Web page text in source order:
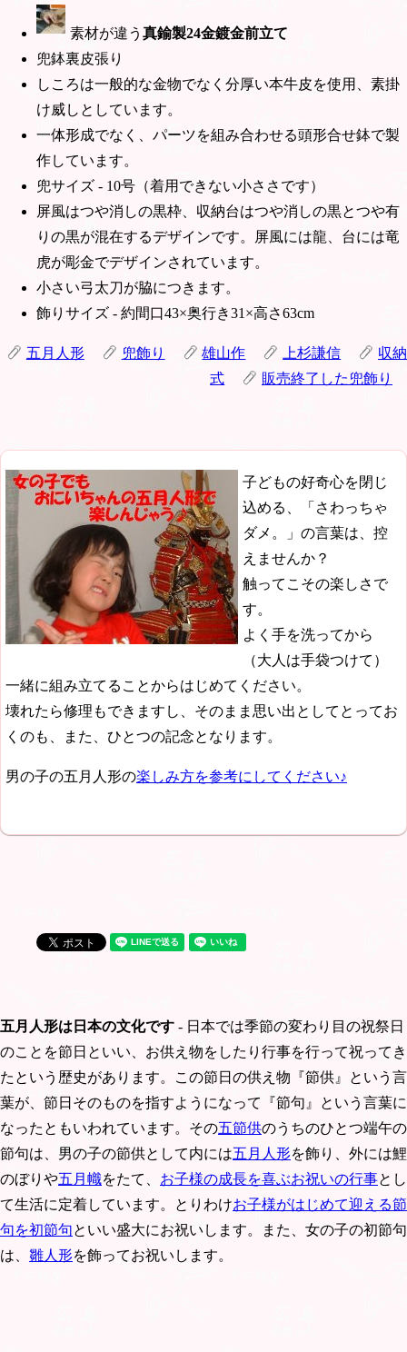
素材が違う 真鍮製24金鍍金前立て
兜鉢裏皮張り
しころは一般的な金物でなく分厚い本牛皮を使用、素掛
け威しとしています。
一体形成でなく、パーツを組み合わせる頭形合せ鉢で製
作しています。
兜サイズ - 10号（着用できない小ささです）
屏風はつや消しの黒枠、収納台はつや消しの黒とつや有
りの黒が混在するデザインです。屏風には龍、台には竜
虎が彫金でデザインされています。
小さい弓太刀が脇につきます。
飾りサイズ - 約間口43×奥行き31×高さ63cm
五月人形 兜飾り 雄山作 上杉謙信
収納
式
販売終了した兜飾り
子どもの好奇心を閉じ
込める、「さわっちゃ
ダメ。」の言葉は、控
えませんか？
触ってこその楽しさで
す。
よく手を洗ってから
（大人は手袋つけて）
一緒に組み立てることからはじめてください。
壊れたら修理もできますし、そのまま思い出としてとってお
くのも、また、ひとつの記念となります。
男の子の五月人形の楽しみ方を参考にしてください♪
五月人形は日本の文化です - 日本では季節の変わり目の祝祭日
のことを節日といい、お供え物をしたり行事を行って祝ってき
たという歴史があります。この節日の供え物『節供』という言
葉が、節日そのものを指すようになって『節句』という言葉に
なったともいわれています。その五節供のうちのひとつ端午の
節句は、男の子の節供として内には五月人形を飾り、外には鯉
のぼりや五月幟をたて、 お子様の成長を喜ぶお祝いの行事とし
て生活に定着しています。とりわけお子様がはじめて迎える節
句を初節句といい盛大にお祝いします。また、女の子の初節句
は、 雛人形を飾ってお祝いします。